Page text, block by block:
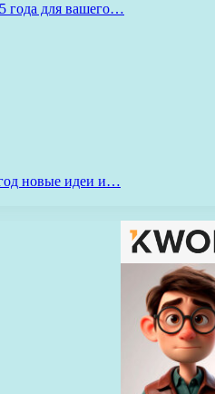
года для вашего…
новые идеи и…